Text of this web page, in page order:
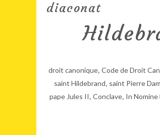
diaconat
droit canonique, Code de Droit
saint Hildebrand, saint Pierre
pape Jules II, Conclave, In Nomine